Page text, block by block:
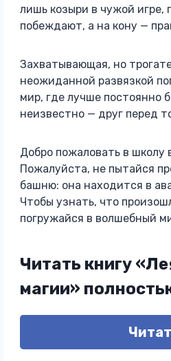
лишь козыри в чужой игре,
побеждают, а на кону —
Захватывающая, но
неожиданной развязкой
мир, где лучше постоянно
неизвестно — друг перед
Добро пожаловать в школу
Пожалуйста, не пытайся
башню: она находится в
Чтобы узнать, что
погружайся в волшебный
Читать книгу
магии»